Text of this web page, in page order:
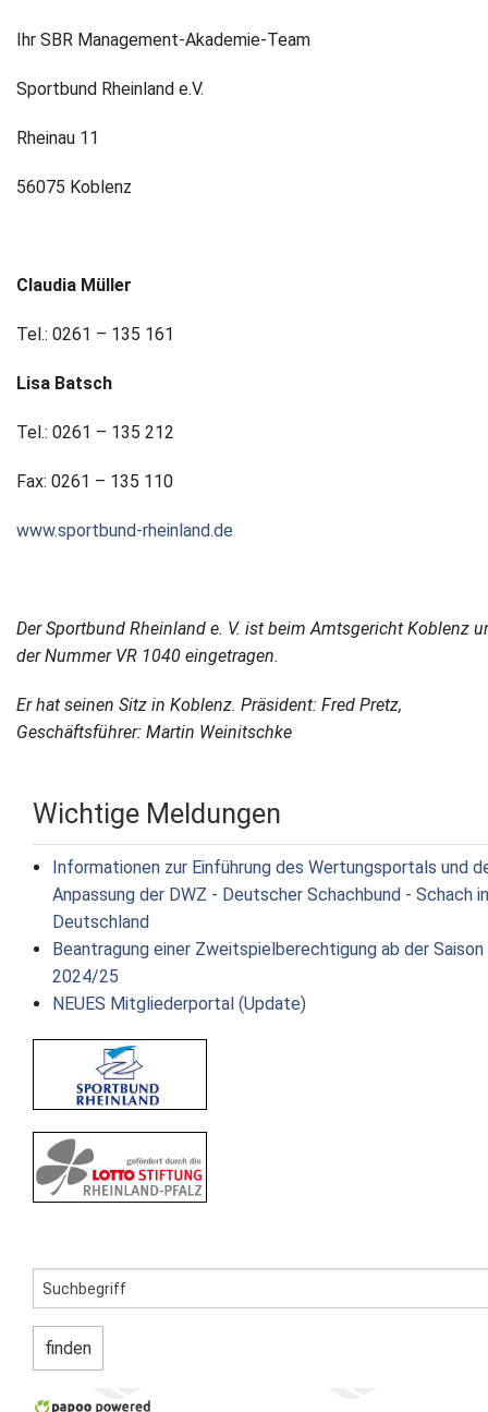
Ihr SBR Management-Akademie-Team
Sportbund Rheinland e.V.
Rheinau 11
56075 Koblenz
Claudia Müller
Tel.: 0261 – 135 161
Lisa Batsch
Tel.: 0261 – 135 212
Fax: 0261 – 135 110
www.sportbund-rheinland.de
Der Sportbund Rheinland e. V. ist beim Amtsgericht Koblenz
der Nummer VR 1040 eingetragen.
Er hat seinen Sitz in Koblenz. Präsident: Fred Pretz,
Geschäftsführer: Martin Weinitschke
Wichtige Meldungen
Informationen zur Einführung des Wertungsportals und
Anpassung der DWZ - Deutscher Schachbund - Schach in
Deutschland
Beantragung einer Zweitspielberechtigung ab der Saison
2024/25
NEUES Mitgliederportal (Update)